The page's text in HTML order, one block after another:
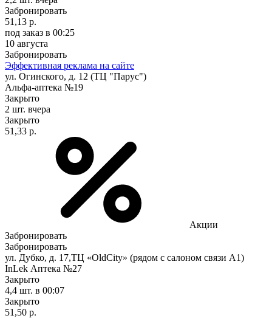
Забронировать
51,13 р.
под заказ в 00:25
10 августа
Забронировать
Эффективная реклама на сайте
ул. Огинского, д. 12 (ТЦ "Парус")
Альфа-аптека №19
Закрыто
2 шт. вчера
Закрыто
51,33 р.
Акции
Забронировать
Забронировать
ул. Дубко, д. 17,ТЦ «OldCity» (рядом с салоном связи А1)
InLek Аптека №27
Закрыто
4,4 шт. в 00:07
Закрыто
51,50 р.